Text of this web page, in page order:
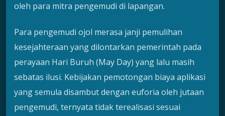
oleh para mitra pengemudi di lapangan.
Para pengemudi ojol merasa janji pemulihan
kesejahteraan yang dilontarkan pemerintah pada
perayaan Hari Buruh (May Day) yang lalu masih
sebatas ilusi. Kebijakan pemotongan biaya aplikasi
yang semula disambut dengan euforia oleh jutaan
pengemudi, ternyata tidak terealisasi sesuai